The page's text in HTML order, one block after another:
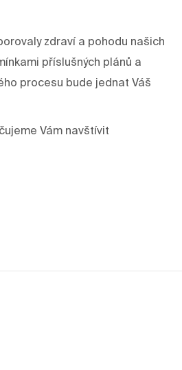
zdraví a pohodu našich
příslušných plánů a
procesu bude jednat Váš
Vám navštívit